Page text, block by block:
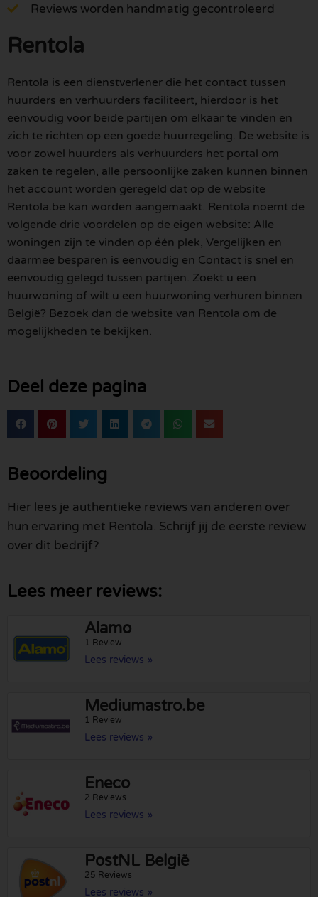
Reviews worden handmatig gecontroleerd
Rentola
Rentola is een dienstverlener die het contact tussen
huurders en verhuurders faciliteert, hierdoor is het
eenvoudig voor beide partijen om elkaar te vinden en
zich te richten op een goede huurregeling. De website is
voor zowel huurders als verhuurders het portal om
zaken te regelen, alle persoonlijke zaken kunnen binnen
het account worden geregeld dat op de website
Rentola.be kan worden aangemaakt. Rentola noemt de
volgende drie voordelen op de eigen website: Alle
woningen zijn te vinden op één plek, Vergelijken en
daarmee besparen is eenvoudig en Contact is snel en
eenvoudig gelegd tussen partijen. Zoekt u een
huurwoning of wilt u een huurwoning verhuren binnen
België? Bezoek dan de website van Rentola om de
mogelijkheden te bekijken.
Deel deze pagina
Beoordeling
Hier lees je authentieke reviews van anderen over
hun ervaring met Rentola. Schrijf jij de eerste review
over dit bedrijf?
Lees meer reviews:
Alamo
1 Review
Lees reviews »
Mediumastro.be
1 Review
Lees reviews »
Eneco
2 Reviews
Lees reviews »
PostNL België
25 Reviews
Lees reviews »